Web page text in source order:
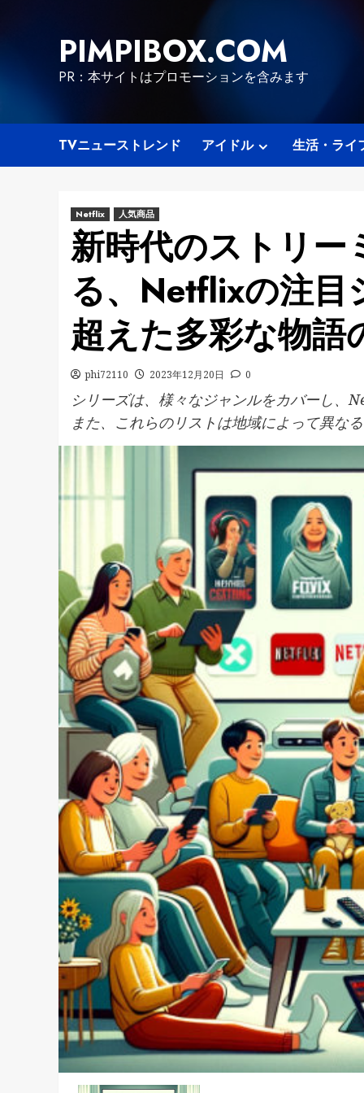
PIMPIBOX.COM
PR：本サイトはプロモーションを含みます
TVニューストレンド アイドル 生活・ライ
Netflix 人気商品
新時代のストリー
る、Netflixの注目
超えた多彩な物語
phi72110 2023年12月20日 0
シリーズは、様々なジャンルをカバーし、
また、これらのリストは地域によって異な